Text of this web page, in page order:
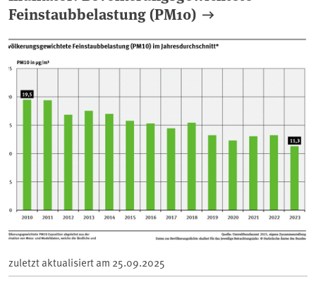
Feinstaubbelastung (PM10)
zuletzt aktualisiert am 25.09.2025